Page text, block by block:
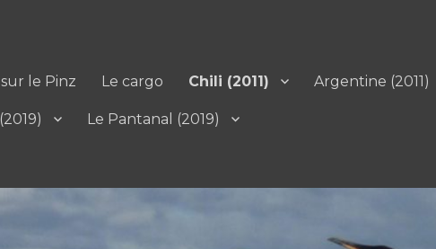
le Pinz Le cargo Chili (2011) Argentine (2011)
Le Pantanal (2019)